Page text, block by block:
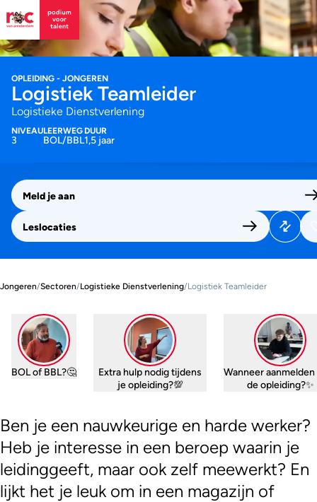
OPLEIDING - JONGEREN
Logistiek Teamleider
Logistieke Dienstverlening
NIVEAU
3
LEERWEG
BOL/BBL
DUUR
1,5 jaar
Meld je aan
Leslocaties
Jongeren/Sectoren/Logistieke Dienstverlening/Logistiek Teamleider
BOL of BBL?🤔
Extra hulp nodig tijdens
je opleiding?💯
Wanneer
de opleiding?✨
Ben je een nauwkeurige en harde werker?
Heb je interesse in een beroep waarin je
leidinggeeft, maar ook zelf meewerkt? En
lijkt het je leuk om in een magazijn of